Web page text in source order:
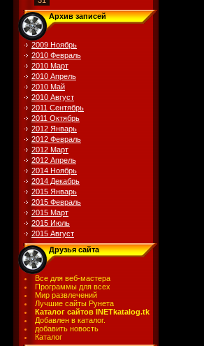
Архив записей
2009 Ноябрь
2010 Февраль
2010 Март
2010 Апрель
2010 Май
2010 Август
2011 Сентябрь
2011 Октябрь
2012 Январь
2012 Февраль
2012 Март
2012 Апрель
2014 Ноябрь
2014 Декабрь
2015 Январь
2015 Февраль
2015 Март
2015 Июль
2015 Август
Друзья сайта
Все для веб-мастера
Программы для всех
Мир развлечений
Лучшие сайты Рунета
Каталог сайтов INETkatalog.tk
Добавлен в каталог.
добавить новость
Каталог